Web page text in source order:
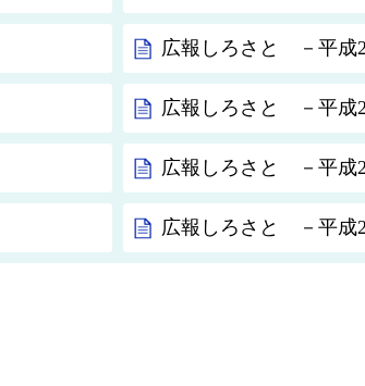
広報しろさと －平成
広報しろさと －平成
広報しろさと －平成
広報しろさと －平成